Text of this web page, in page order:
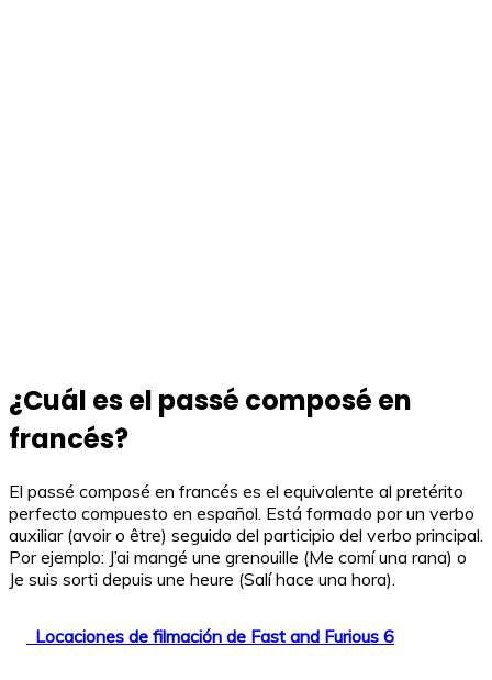
¿Cuál es el passé composé en
francés?
El passé composé en francés es el equivalente al pretérito
perfecto compuesto en español. Está formado por un verbo
auxiliar (avoir o être) seguido del participio del verbo principal.
Por ejemplo: J’ai mangé une grenouille (Me comí una rana) o
Je suis sorti depuis une heure (Salí hace una hora).
Locaciones de filmación de Fast and Furious 6